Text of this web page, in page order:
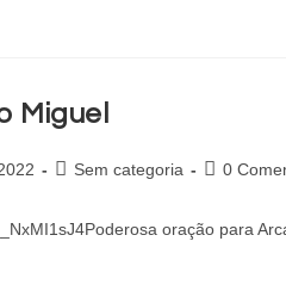
Miguel
Sem categoria 0
oração para